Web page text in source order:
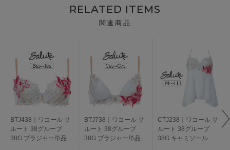
RELATED ITEMS
関連商品
BTJ438｜ワコール サ
ルート 38グループ
38G ブラジャー単品
BTJ738｜ワコール サ
ルート 38グループ
38G ブラジャー単品
CTJ238｜ワコール サ
ルート 38グループ
38G キャミソール